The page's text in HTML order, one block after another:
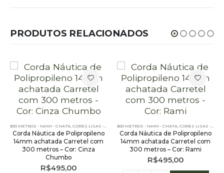
PRODUTOS RELACIONADOS
300 METROS - 14MM - CHATA, CORES LISAS - 300 METROS - 14MM - CHATA
Corda Náutica de Polipropileno
14mm achatada Carretel com
300 metros – Cor: Cinza
Chumbo
R$495,00
300 METROS - 14MM - CHATA, CORES LISAS - 300 METROS - 14MM - CHATA
Corda Náutica de Polipropileno
14mm achatada Carretel com
300 metros – Cor: Rami
R$495,00